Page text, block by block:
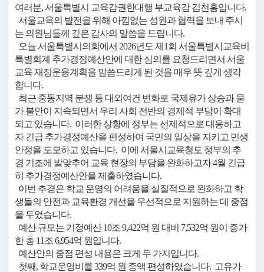
여러분, 서울특별시 교육감권한대행 부교육감 김천홍입니다.
서울교육의 발전을 위해 아낌없는 성원과 협력을 보내 주시
는 의원님들께 깊은 감사의 말씀을 드립니다.
오늘 서울특별시의회에서 2026년도 제1회 서울특별시교육비
특별회계 추가경정예산안에 대한 심의를 요청드리면서 서울
교육 재정운용계획을 말씀드리게 된 것을 매우 뜻 깊게 생각
합니다.
최근 중동지역 분쟁 등 대외여건 변화로 국제유가 상승과 물
가 불안이 지속되면서 우리 사회 전반의 경제적 부담이 확대
되고 있습니다. 이러한 상황에 정부는 선제적으로 대응하고
자 긴급 추가경정예산을 편성하여 국민의 일상을 지키고 민생
안정을 도모하고 있습니다. 이에 서울시교육청도 정부의 추
경 기조에 발맞추어 교육 현장의 부담을 완화하고자 4월 긴급
히 추가경정예산안을 제출하였습니다.
이번 추경은 학교 운영의 어려움을 실질적으로 완화하고 학
생들의 안전과 교육환경 개선을 우선적으로 지원하는 데 중점
을 두었습니다.
예산 규모는 기정예산 10조 9,422억 원 대비 7,532억 원이 증가
한 총 11조 6,954억 원입니다.
예산안의 중점 편성 내용은 크게 두 가지입니다.
첫째, 학교운영비를 339억 원 증액 편성하였습니다. 고유가